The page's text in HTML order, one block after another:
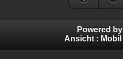
Powered by
Ansicht : Mobil